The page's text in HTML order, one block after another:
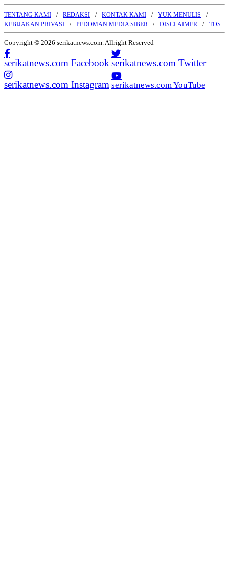
TENTANG KAMI REDAKSI KONTAK KAMI
YUK MENULIS
KEBIJAKAN PRIVASI
PEDOMAN MEDIA SIBER DISCLAIMER TOS
Copyright © 2026 serikatnews.com. Allright Reserved
serikatnews.com Facebook serikatnews.com Twitter
serikatnews.com Instagram serikatnews.com YouTube